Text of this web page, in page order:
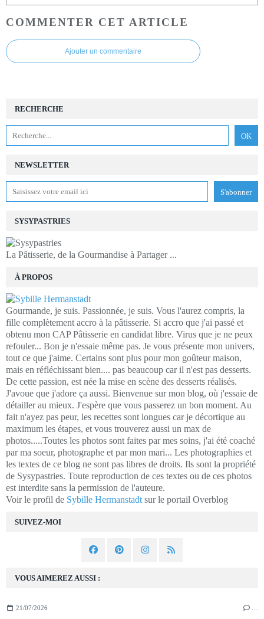
COMMENTER CET ARTICLE
Ajouter un commentaire
NEWSLETTER
SUIVEZ-MOI
RECHERCHE
SYSYPASTRIES
La Pâtisserie, de la Gourmandise à Partager ...
À PROPOS
Gourmande, je suis. Passionnée, je suis. Vous l'aurez compris, la
fille complètement accro à la pâtisserie. Si accro que j'ai passé et
obtenu mon CAP Pâtisserie en candidat libre. Virus que je ne peux
refouler... Bon je n'essaie même pas. Je vous présente mon univers,
tout ce que j'aime. Certains sont plus pour mon goûteur maison,
mais en réfléchissant bien.... pas beaucoup car il n'est pas desserts.
De cette passion, est née la mise en scène des desserts réalisés.
J'avoue que j'adore ça aussi. Bienvenue sur mon blog, où j'essaie de
détailler au mieux. J'espère que vous passerez un bon moment. Au
fait n'ayez pas peur, les recettes sont longues car je décortique au
maximum les étapes, et vous trouverez aussi un max de
photos.....Toutes les photos sont faites par mes soins, j'ai été coaché
par ma soeur, photographe et par mon mari... Les photographies et
les textes de ce blog ne sont pas libres de droits. Ils sont la propriété
de Sysypastries. Toute reproduction de ces textes ou de ces photos
est interdite sans la permission de l'auteure.
Voir le profil de Sybille Hermanstadt sur le portail Overblog
VOUS AIMEREZ AUSSI :
21/07/2026